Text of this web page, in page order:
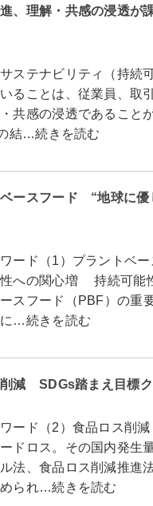
、理解・共感の浸透
ステナビリティ（持続
ることは、従業員、取
共感の浸透であること
結…続きを読む
ースフード “地球に優
ード（1）プラントベ
への関心増 持続可能
スフード（PBF）の重
…続きを読む
減 SDGs踏まえ目標
ード（2）食品ロス削
ドロス。その国内発生
法、食品ロス削減推進
められ…続きを読む